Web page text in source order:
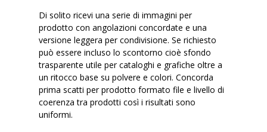
Di solito ricevi una serie di immagini per
prodotto con angolazioni concordate e una
versione leggera per condivisione. Se richiesto
può essere incluso lo scontorno cioè sfondo
trasparente utile per cataloghi e grafiche oltre a
un ritocco base su polvere e colori. Concorda
prima scatti per prodotto formato file e livello di
coerenza tra prodotti così i risultati sono
uniformi.